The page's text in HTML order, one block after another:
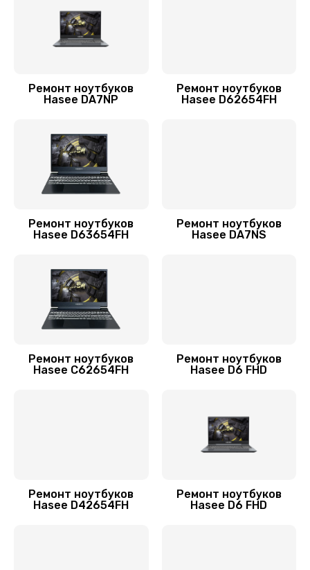
Ремонт петель крышки
Ремонт разъема питания
Замена вебкамеры
Заказать
Ремонт ноутбуков
Hasee DA7NP
Ремонт ноутбуков
Hasee D62654FH
Ремонт ноутбуков
Hasee D63654FH
Ремонт ноутбуков
Hasee DA7NS
Ремонт ноутбуков
Hasee C62654FH
Ремонт ноутбуков
Hasee D6 FHD
Ремонт ноутбуков
Hasee D42654FH
Ремонт ноутбуков
Hasee D6 FHD